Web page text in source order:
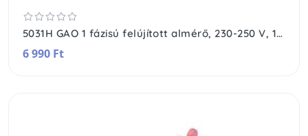
5031H GAO 1 fázisú felújított almérő, 230-250 V, 10/30 A, számlázási célra nem alkalmas, fekete,
6 990 Ft